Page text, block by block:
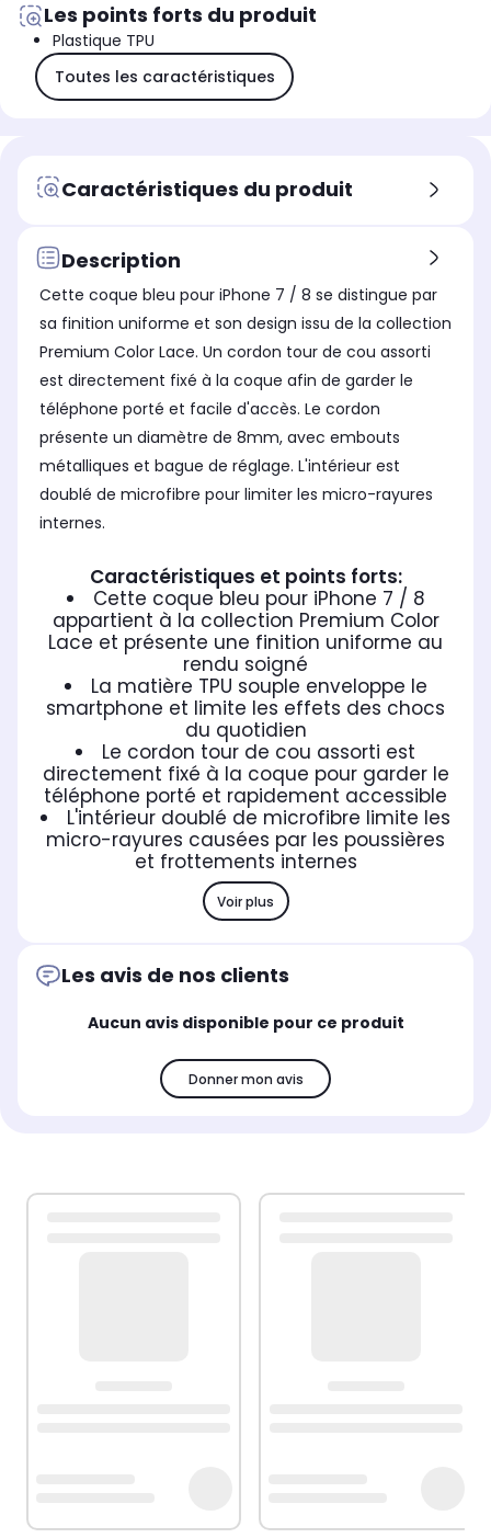
Les points forts du produit
Plastique TPU
Toutes les caractéristiques
Caractéristiques du produit
Description
Cette coque bleu pour iPhone 7 / 8 se distingue par
sa finition uniforme et son design issu de la collection
Premium Color Lace. Un cordon tour de cou assorti
est directement fixé à la coque afin de garder le
téléphone porté et facile d'accès. Le cordon
présente un diamètre de 8mm, avec embouts
métalliques et bague de réglage. L'intérieur est
doublé de microfibre pour limiter les micro-rayures
internes.
Caractéristiques et points forts:
Cette coque bleu pour iPhone 7 / 8
appartient à la collection Premium Color
Lace et présente une finition uniforme au
rendu soigné
La matière TPU souple enveloppe le
smartphone et limite les effets des chocs
du quotidien
Le cordon tour de cou assorti est
directement fixé à la coque pour garder le
téléphone porté et rapidement accessible
L'intérieur doublé de microfibre limite les
micro-rayures causées par les poussières
et frottements internes
Voir plus
Les avis de nos clients
Aucun avis disponible pour ce produit
Donner mon avis